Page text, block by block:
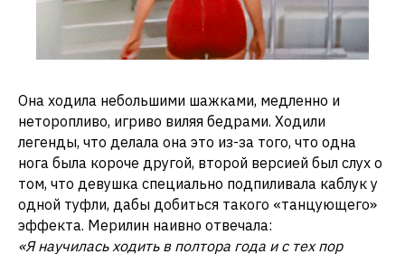
Она ходила небольшими шажками, медленно и
неторопливо, игриво виляя бедрами. Ходили
легенды, что делала она это из-за того, что одна
нога была короче другой, второй версией был слух о
том, что девушка специально подпиливала каблук у
одной туфли, дабы добиться такого «танцующего»
эффекта. Мерилин наивно отвечала:
«Я научилась ходить в полтора года и с тех пор